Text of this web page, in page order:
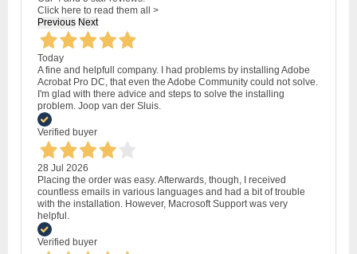
Click here to read them all >
Previous Next
Today
A fine and helpfull company. I had problems by installing Adobe
Acrobat Pro DC, that even the Adobe Community could not solve.
I'm glad with there advice and steps to solve the installing
problem. Joop van der Sluis.
Verified buyer
28 Jul 2026
Placing the order was easy. Afterwards, though, I received
countless emails in various languages and had a bit of trouble
with the installation. However, Macrosoft Support was very
helpful.
Verified buyer